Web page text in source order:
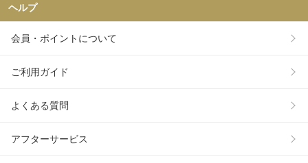
ヘルプ
会員・ポイントについて
ご利用ガイド
よくある質問
アフターサービス